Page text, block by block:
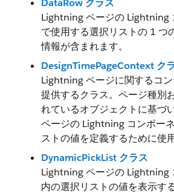
DataRow クラス
Lightning ページの Lightning
で使用する選択リストの 1 つ
情報が含まれます。
DesignTimePageContext ク
Lightning ページに関するコ
提供するクラス。ページ種別
れているオブジェクトに基づ
ページの Lightning コンポー
ストの値を定義するために使
DynamicPickList クラス
Lightning ページの Lightning
内の選択リストの値を表示す